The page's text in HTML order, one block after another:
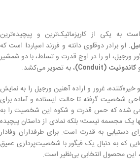
به یکی از کاریزماتیک‌ترین و پیچیده‌ترین
. او برادر دوقلوی دانته و فرزند اسپاردا است که
ورجیل، او را در اوج قدرت و تسلط، با دو شمشیر
کاندوئیت (Conduit)
، به تصویر می‌کشد.
غرور و اراده آهنین ورجیل را به نمایش
شخصیت گرفته تا حالت ایستاده و آماده برای
شده که حس قدرت و شکوه این شخصیت را به
یک مجسمه نیست؛ بلکه نمادی از داستان پیچیده
دستیابی به قدرت است. برای طرفداران وفادار
که به دنبال یک فیگور با شخصیت‌پردازی عمیق
این محصول انتخابی بی‌نظیر است.